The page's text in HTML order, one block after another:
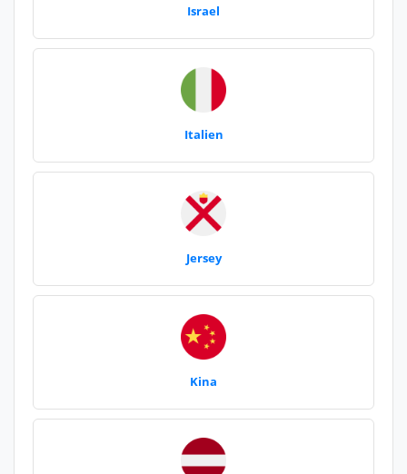
Israel
Italien
Jersey
Kina